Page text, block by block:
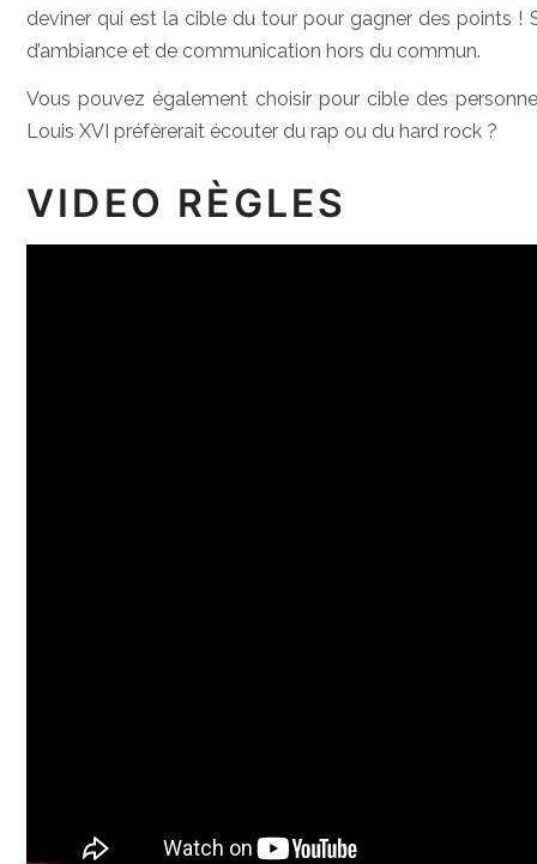
deviner qui est la cible du tour pour gagner des points !
d’ambiance et de communication hors du commun.
Vous pouvez également choisir pour cible des
Louis XVI préfèrerait écouter du rap ou du hard rock ?
VIDEO RÈGLES